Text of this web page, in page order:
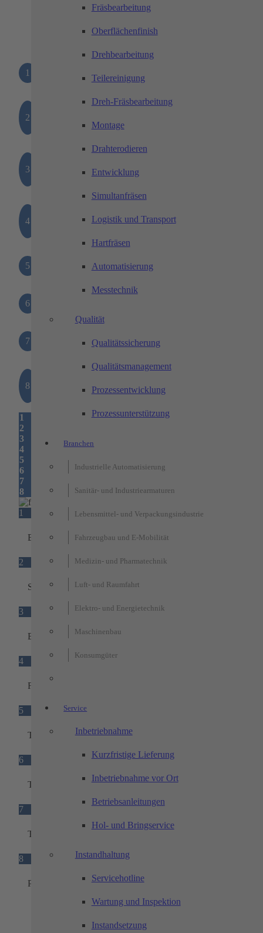
Fräsbearbeitung
Oberflächenfinish
Drehbearbeitung
Teilereinigung
Dreh-Fräsbearbeitung
Montage
Drahterodieren
Entwicklung
Simultanfräsen
Logistik und Transport
Hartfräsen
Automatisierung
Messtechnik
Qualität
Qualitätssicherung
Qualitätsmanagement
Prozessentwicklung
Prozessunterstützung
Branchen
Industrielle Automatisierung
Sanitär- und Industriearmaturen
Lebensmittel- und Verpackungsindustrie
Fahrzeugbau und E-Mobilität
Medizin- und Pharmatechnik
Luft- und Raumfahrt
Elektro- und Energietechnik
Maschinenbau
Konsumgüter
Service
Inbetriebnahme
Kurzfristige Lieferung
Inbetriebnahme vor Ort
Betriebsanleitungen
Hol- und Bringservice
Instandhaltung
Servicehotline
Wartung und Inspektion
Instandsetzung
1 Beleuchtungsmodul
2
Statusleuchte
3
4
5 Träger Tür
6
7
8
Maschinenschuhe
1
2
3
4
5
6
7
8
1
Beleuchtungsmodul
2
Säule mit integrierter Statusleuchte
3
Bodengruppe mit Gitterrost
4
Füllung mit unverlierbaren Schrauben
5
Träger Tür
6
Träger Füllung
7
Tür
8
Präzisions-Maschinenschuhe